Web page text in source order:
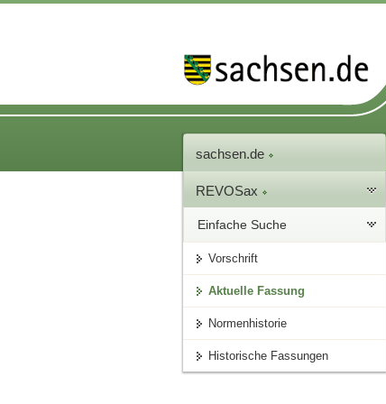
sachsen.de
REVOSax
Einfache Suche
Vorschrift
Aktuelle Fassung
Normenhistorie
Historische Fassungen